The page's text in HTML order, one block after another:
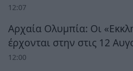
12:07
Αρχαία Ολυμπία: Οι
έρχονται στην στις 12
12:00